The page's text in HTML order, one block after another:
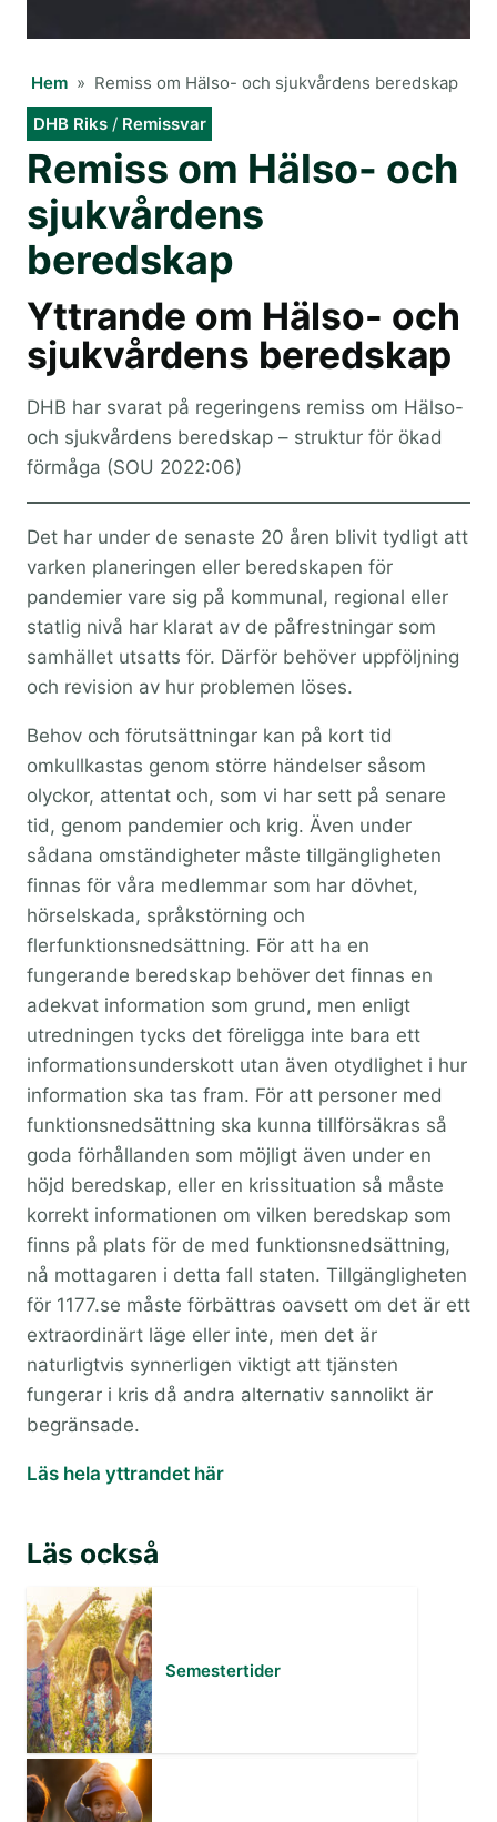
Hem » Remiss om Hälso- och sjukvårdens beredskap
DHB Riks/ Remissvar
Remiss om Hälso- och
sjukvårdens
beredskap
Yttrande om Hälso- och
sjukvårdens beredskap
DHB har svarat på regeringens remiss om Hälso-
och sjukvårdens beredskap – struktur för ökad
förmåga (SOU 2022:06)
Det har under de senaste 20 åren blivit tydligt att
varken planeringen eller beredskapen för
pandemier vare sig på kommunal, regional eller
statlig nivå har klarat av de påfrestningar som
samhället utsatts för. Därför behöver uppföljning
och revision av hur problemen löses.
Behov och förutsättningar kan på kort tid
omkullkastas genom större händelser såsom
olyckor, attentat och, som vi har sett på senare
tid, genom pandemier och krig. Även under
sådana omständigheter måste tillgängligheten
finnas för våra medlemmar som har dövhet,
hörselskada, språkstörning och
flerfunktionsnedsättning. För att ha en
fungerande beredskap behöver det finnas en
adekvat information som grund, men enligt
utredningen tycks det föreligga inte bara ett
informationsunderskott utan även otydlighet i hur
information ska tas fram. För att personer med
funktionsnedsättning ska kunna tillförsäkras så
goda förhållanden som möjligt även under en
höjd beredskap, eller en krissituation så måste
korrekt informationen om vilken beredskap som
finns på plats för de med funktionsnedsättning,
nå mottagaren i detta fall staten. Tillgängligheten
för 1177.se måste förbättras oavsett om det är ett
extraordinärt läge eller inte, men det är
naturligtvis synnerligen viktigt att tjänsten
fungerar i kris då andra alternativ sannolikt är
begränsade.
Läs hela yttrandet här
Läs också
Semestertider